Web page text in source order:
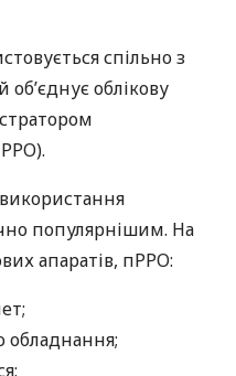
спільно з
облікову
популярнішим. На
апаратів, пРРО:
обладнання;